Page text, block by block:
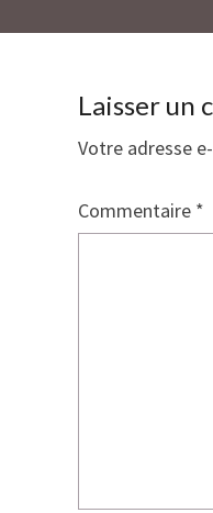
Laisser un
Votre adresse
Commentaire *